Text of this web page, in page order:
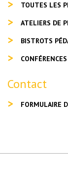
TOUTES LES
ATELIERS DE
BISTROTS
CONFÉRENCES
Contact
FORMULAIRE